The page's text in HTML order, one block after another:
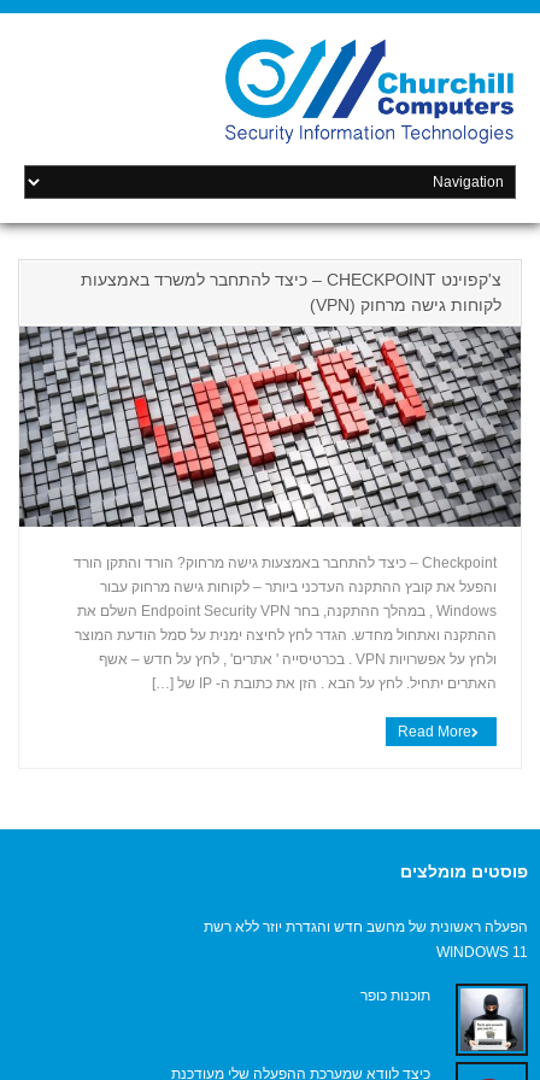
צ'קפוינט CHECKPOINT – כיצד להתחבר למשרד באמצעות
לקוחות גישה מרחוק (VPN)
+
Checkpoint – כיצד להתחבר באמצעות גישה מרחוק? הורד והתקן הורד
והפעל את קובץ ההתקנה העדכני ביותר – לקוחות גישה מרחוק עבור
Windows , במהלך ההתקנה, בחר Endpoint Security VPN השלם את
ההתקנה ואתחול מחדש. הגדר לחץ לחיצה ימנית על סמל הודעת המוצר
ולחץ על אפשרויות VPN . בכרטיסייה ' אתרים' , לחץ על חדש – אשף
האתרים יתחיל. לחץ על הבא . הזן את כתובת ה- IP של […]
Read More
פוסטים מומלצים
הפעלה ראשונית של מחשב חדש והגדרת יוזר ללא רשת
WINDOWS 11
תוכנות כופר
כיצד לוודא שמערכת ההפעלה שלי מעודכנת